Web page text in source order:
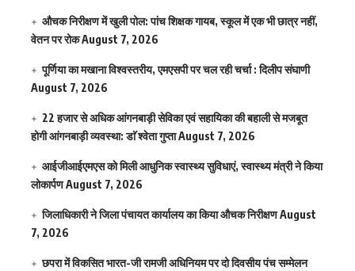
औचक निरीक्षण में खुली पोल: पांच शिक्षक गायब, स्कूल में एक भी छात्र नहीं,
वेतन पर रोकAugust 7, 2026
पूर्णिया का मखाना विश्वस्तरीय, एमएसपी पर चल रही चर्चा : दिलीप संघाणी
August 7, 2026
22 हजार से अधिक आंगनबाड़ी सेविका एवं सहायिका की बहाली से मजबूत
होगी आंगनबाड़ी व्यवस्था: डाॅ श्वेता गुप्ताAugust 7, 2026
आईजीआईएमएस काे मिली आधुनिक स्वास्थ्य सुविधाएं, स्वास्थ्य मंत्री ने किया
लोकार्पणAugust 7, 2026
जिलाधिकारी ने जिला पंचायत कार्यालय का किया औचक निरीक्षणAugust
7, 2026
छपरा में विकसित भारत-जी रामजी अधिनियम पर दो दिवसीय पंच सम्मेलन